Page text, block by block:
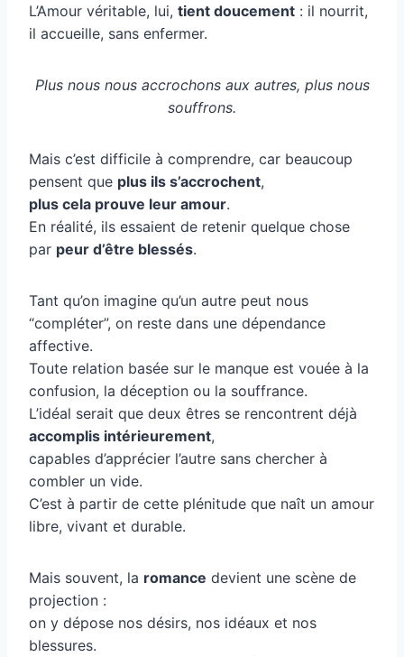
L’Amour véritable, lui, tient doucement : il nourrit,
il accueille, sans enfermer.
Plus nous nous accrochons aux autres, plus nous
souffrons.
Mais c’est difficile à comprendre, car beaucoup
pensent que plus ils s’accrochent,
plus cela prouve leur amour.
En réalité, ils essaient de retenir quelque chose
par peur d’être blessés.
Tant qu’on imagine qu’un autre peut nous
“compléter”, on reste dans une dépendance
affective.
Toute relation basée sur le manque est vouée à la
confusion, la déception ou la souffrance.
L’idéal serait que deux êtres se rencontrent déjà
accomplis intérieurement,
capables d’apprécier l’autre sans chercher à
combler un vide.
C’est à partir de cette plénitude que naît un amour
libre, vivant et durable.
Mais souvent, la romance devient une scène de
projection :
on y dépose nos désirs, nos idéaux et nos
blessures.